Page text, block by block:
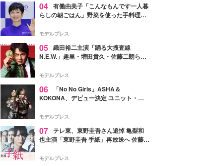
04 有働由美子「こんなもんです一人暮
らしの朝ごはん」野菜を使った手料理公
そう」と反響
モデルプレス
05 織田裕二主演「踊る大捜査線
N.E.W.」趣里・増田貴久・佐藤二朗ら新
徴する“謎のキーワード”も
モデルプレス
06
「No No Girls」ASHA＆
KOKONA、デビュー決定 ユニット・
リリースへ
モデルプレス
07 テレ東、東野圭吾さん追悼 亀梨和
也主演「東野圭吾 手紙」再放送へ 佐藤隆
モデルプレス